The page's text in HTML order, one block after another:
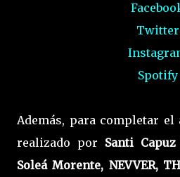
Twitter
Spotify
Además, para completar el
realizado por Santi Capuz
Soleá Morente, NEVVER,